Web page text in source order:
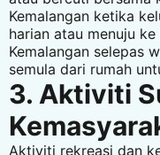
Kemalangan ketika
harian atau menuju
Kemalangan selepas
semula dari rumah
3. Aktiviti
Aktiviti rekreasi dan